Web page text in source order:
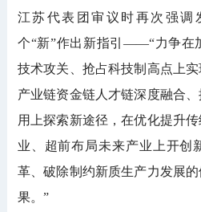
江苏代表团审议时再次强调
个“新”作出新指引——“力争在
技术攻关、抢占科技制高点上
产业链资金链人才链深度融合
用上探索新途径，在优化提升
业、超前布局未来产业上开创
革、破除制约新质生产力发展
果。”